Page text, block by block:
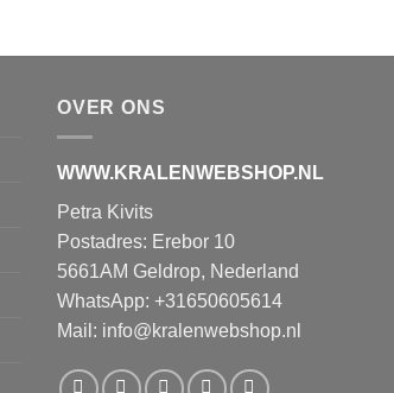
OVER ONS
WWW.KRALENWEBSHOP.NL
Petra Kivits
Postadres: Erebor 10
5661AM Geldrop, Nederland
WhatsApp: +31650605614
Mail: info@kralenwebshop.nl